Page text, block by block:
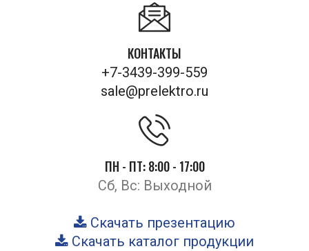
КОНТАКТЫ
+7-3439-399-559
sale@prelektro.ru
ПН - ПТ: 8:00 - 17:00
Сб, Вс: Выходной
Скачать презентацию
Скачать каталог продукции